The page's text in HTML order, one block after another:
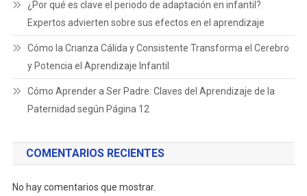
¿Por qué es clave el periodo de adaptación en infantil?
Expertos advierten sobre sus efectos en el aprendizaje
Cómo la Crianza Cálida y Consistente Transforma el Cerebro
y Potencia el Aprendizaje Infantil
Cómo Aprender a Ser Padre: Claves del Aprendizaje de la
Paternidad según Página 12
COMENTARIOS RECIENTES
No hay comentarios que mostrar.